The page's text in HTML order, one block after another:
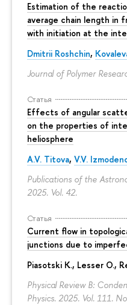
Estimation of the
average chain length in
with initiation at the
Dmitrii Roshchin,
Journal of Polymer
Статья
Effects of angular
on the properties of
heliosphere
A.V. Titova, V.V.
Publications of the
2025. Vol. 42.
Статья
Current flow in
junctions due to
Piasotski K., Lesser O.,
Physical Review B:
Physics. 2025. Vol. 111.